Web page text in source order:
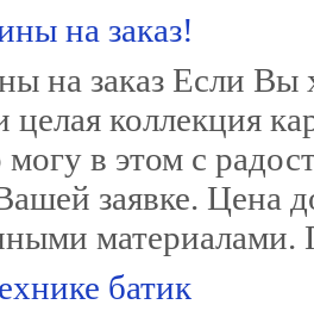
на заказ!
на заказ Если Вы
целая коллекция
могу в этом с
заявке. Цена
батик